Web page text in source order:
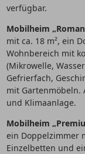
verfügbar.
Mobilheim
mit ca. 18 m², ein
Wohnbereich mit
(Mikrowelle,
Gefrierfach,
mit Gartenmöbeln.
und Klimaanlage.
Mobilheim
ein Doppelzimmer
Einzelbetten und